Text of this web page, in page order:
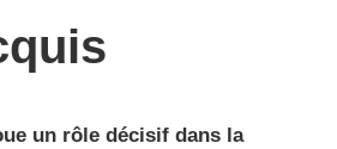
un rôle décisif dans la